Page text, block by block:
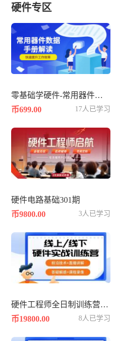
硬件专区
零基础学硬件-常用器件数据手册datasheet解读
币699.00
17人已学习
硬件电路基础301期
币9800.00
3人已学习
硬件工程师全日制训练营2504期
币19800.00
8人已学习